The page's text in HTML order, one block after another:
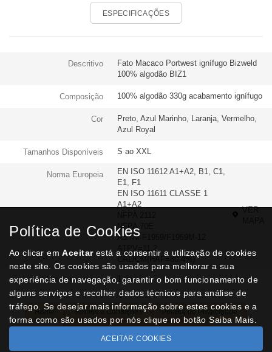
ESPECIFICAÇÕES
Descritivo
Fato Macaco Portwest ignífugo Bizweld
100% algodão BIZ1
Composição 100% algodão 330g acabamento ignífugo
Cor
Preto, Azul Marinho, Laranja, Vermelho,
Azul Royal
Tamanhos Disponíveis S ao XXL
Norma Europeia
EN ISO 11612 A1+A2, B1, C1,
E1, F1
EN ISO 11611 CLASSE 1
A1+A2
NFPA 70E
ASTM F1959/F1959M-12
ATPV=11.2
VER
Qtd Min Encomenda 1 un
Home Termos e Condições Política de Privacidade
Política de Cookies
Ao clicar emAceitarestá a consentir a utilização de cookies
neste site. Os cookies são usados para melhorar a sua
experiência de navegação, garantir o bom funcionamento de
alguns serviços e recolher dados técnicos para análise de
tráfego. Se desejar mais informação sobre estes cookies e a
forma como são usados por nós clique no botão Saiba Mais.
ACEITAR COOKIES